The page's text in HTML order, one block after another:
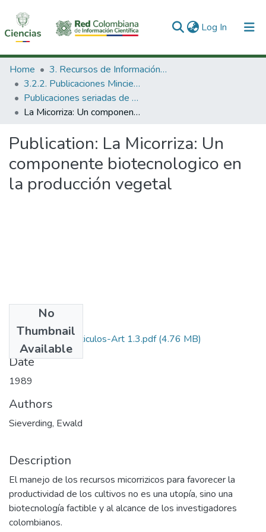
Log In (current)
Communities & Collections
All of DSpace
Statistics
Home
3. Recursos de Información Científica y Tecnológica
3.2.2. Publicaciones Minciencias
Publicaciones seriadas de Minciencias
La Micorriza: Un componente biotecnologico en la producción vegetal
Publication: La Micorriza: Un
componente biotecnologico en
la producción vegetal
No
Thumbnail
Available
1989-V7-N1-Articulos-Art 1.3.pdf(4.76 MB)
Date
1989
Authors
Sieverding, Ewald
Description
El manejo de los recursos micorrizicos para favorecer la
productividad de los cultivos no es una utopía, sino una
biotecnología factible y al alcance de los investigadores
colombianos.